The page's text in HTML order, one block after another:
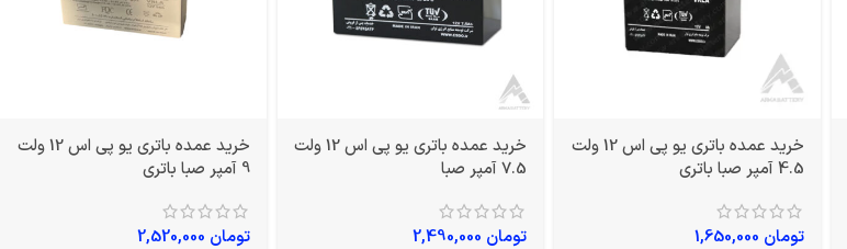
خرید عمده باتری یو پی اس 12 ولت
4.5 آمپر صبا باتری
تومان
خرید عمده باتری یو پی اس 12 ولت
7.5 آمپر صبا
تومان
خرید عمده باتری یو پی اس 12 ولت
9 آمپر صبا باتری
تومان